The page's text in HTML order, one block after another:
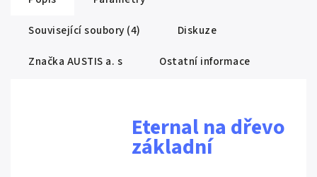
Související soubory (4)
Diskuze
Značka AUSTIS a. s Ostatní informace
Eternal na dřevo
základní